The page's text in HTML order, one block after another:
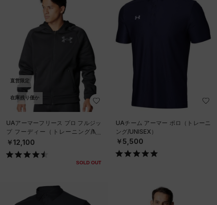
直営限定
在庫残り僅か
UAアーマーフリース プロ フルジッ
プ フーディー（トレーニング/ME
N）
￥12,100
SOLD OUT
UAチーム アーマー ポロ（トレーニ
ング/UNISEX）
￥5,500